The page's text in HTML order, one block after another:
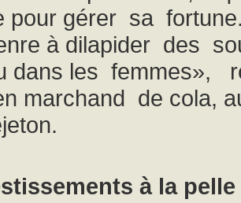
pour gérer sa fortune.
à dilapider des
dans les femmes»,
marchand de cola,
à la pelle